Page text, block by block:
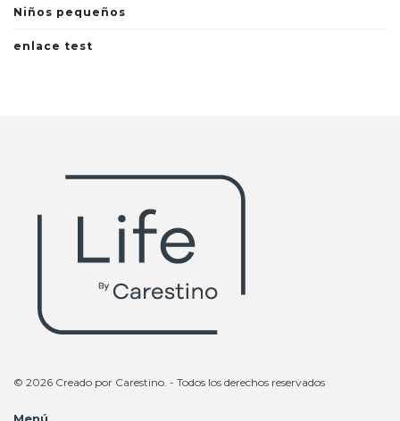
Niños pequeños
enlace test
© 2026 Creado por Carestino . - Todos los derechos reservados
Menú